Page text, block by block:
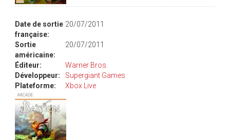
Date de sortie
française:
20/07/2011
Sortie
américaine:
20/07/2011
Éditeur:
Warner Bros.
Développeur:
Supergiant Games
Plateforme:
Xbox Live